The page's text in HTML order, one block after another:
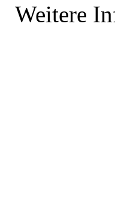
Weitere